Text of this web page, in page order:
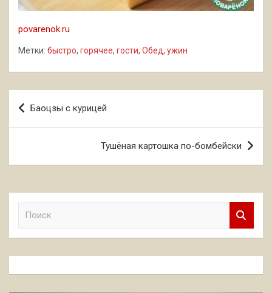
povarenok.ru
Метки: быстро, горячее, гости, Обед, ужин
Навигация
по
Баоцзы с курицей
Тушёная картошка по-бомбейски
к